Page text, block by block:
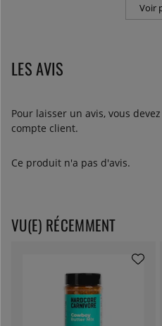
Voir
LES AVIS
Pour laisser un avis, vous devez
compte client.
Ce produit n'a pas d'avis.
VU(E) RÉCEMMENT